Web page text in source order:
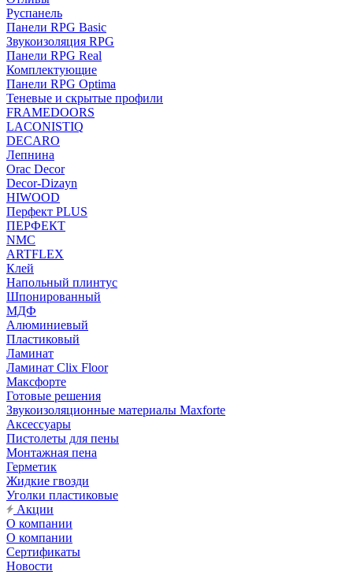
Руспанель
Панели RPG Basic
Звукоизоляция RPG
Панели RPG Real
Комплектующие
Панели RPG Optima
Теневые и скрытые профили
FRAMEDOORS
LACONISTIQ
DECARO
Лепнина
Orac Decor
Decor-Dizayn
HIWOOD
Перфект PLUS
ПЕРФЕКТ
NMC
ARTFLEX
Клей
Напольный плинтус
Шпонированный
МДФ
Алюминиевый
Пластиковый
Ламинат
Ламинат Clix Floor
Максфорте
Готовые решения
Звукоизоляционные материалы Maxforte
Аксессуары
Пистолеты для пены
Монтажная пена
Герметик
Жидкие гвозди
Уголки пластиковые
Акции
О компании
О компании
Сертификаты
Новости